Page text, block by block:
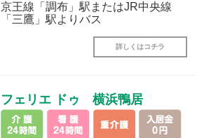
京王線「調布」駅またはJR中央線
「三鷹」駅よりバス
詳しくはコチラ
フェリエ ドゥ 横浜鴨居